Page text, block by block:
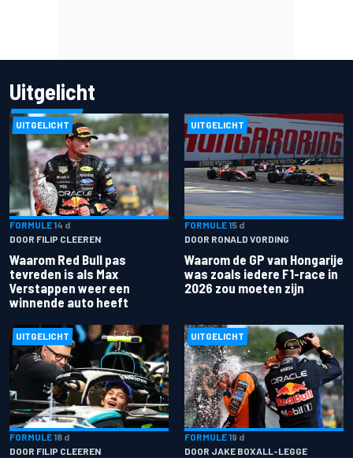
Uitgelicht
UITGELICHT
FORMULE 14 d
DOOR FILIP CLEEREN
Waarom Red Bull pas
tevreden is als Max
Verstappen weer een
winnende auto heeft
UITGELICHT
FORMULE 15 d
DOOR RONALD VORDING
Waarom de GP van Hongarije
was zoals iedere F1-race in
2026 zou moeten zijn
UITGELICHT
FORMULE 18 d
DOOR FILIP CLEEREN
UITGELICHT
FORMULE 19 d
DOOR JAKE BOXALL-LEGGE